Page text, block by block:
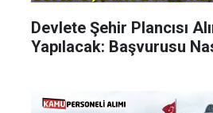
Devlete Şehir Plancısı
Yapılacak: Başvurusu